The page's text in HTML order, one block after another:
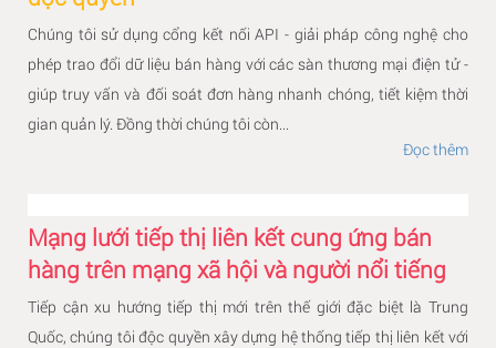
Chúng tôi sử dụng cổng kết nối API - giải pháp công nghệ cho
phép trao đổi dữ liệu bán hàng với các sàn thương mại điện tử -
giúp truy vấn và đối soát đơn hàng nhanh chóng, tiết kiệm thời
gian quản lý. Đồng thời chúng tôi còn...
Đọc thêm
Mạng lưới tiếp thị liên kết cung ứng bán
hàng trên mạng xã hội và người nổi tiếng
Tiếp cận xu hướng tiếp thị mới trên thế giới đặc biệt là Trung
Quốc, chúng tôi độc quyền xây dựng hệ thống tiếp thị liên kết với